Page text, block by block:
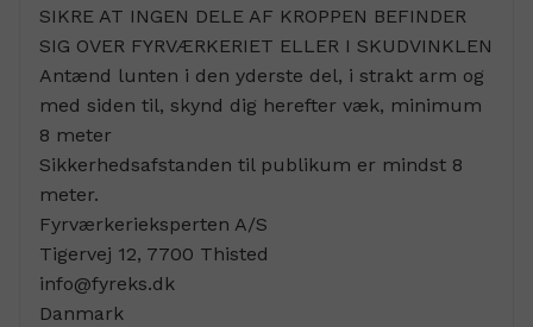
SIKRE AT INGEN DELE AF KROPPEN BEFINDER
SIG OVER FYRVÆRKERIET ELLER I SKUDVINKLEN
Antænd lunten i den yderste del, i strakt arm og
med siden til, skynd dig herefter væk, minimum
8 meter
Sikkerhedsafstanden til publikum er mindst 8
meter.
Fyrværkerieksperten A/S
Tigervej 12, 7700 Thisted
info@fyreks.dk
Danmark